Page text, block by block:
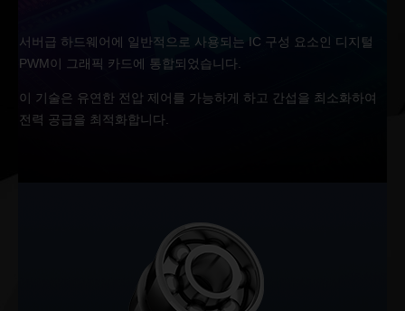
서버급 하드웨어에 일반적으로 사용되는 IC 구성 요소인 디지털
PWM이 그래픽 카드에 통합되었습니다.
이 기술은 유연한 전압 제어를 가능하게 하고 간섭을 최소화하여
전력 공급을 최적화합니다.